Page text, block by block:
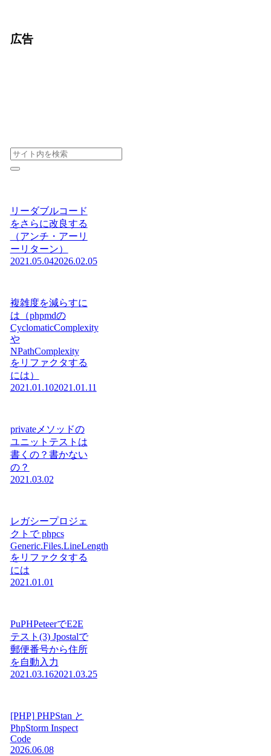
広告
リーダブルコード
をさらに改良する
（アンチ・アーリ
ーリターン）
2021.05.042026.02.05
複雑度を減らすに
は（phpmdの
CyclomaticComplexity
や
NPathComplexity
をリファクタする
には）
2021.01.102021.01.11
privateメソッドの
ユニットテストは
書くの？書かない
の？
2021.03.02
レガシープロジェ
クトで phpcs
Generic.Files.LineLength
をリファクタする
には
2021.01.01
PuPHPeteerでE2E
テスト(3) Jpostalで
郵便番号から住所
を自動入力
2021.03.162021.03.25
[PHP] PHPStan と
PhpStorm Inspect
Code
2026.06.08